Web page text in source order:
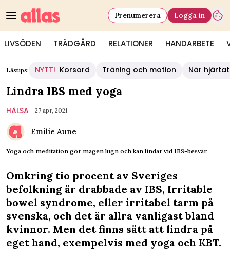
LIVSÖDEN TRÄDGÅRD RELATIONER HANDARBETE
Prenumerera Logga in
Lästips: NYTT! Korsord Träning och motion När
Lindra IBS med yoga
HÄLSA 27 apr, 2021
Emilie Aune
Yoga och meditation gör magen lugn och kan lindar vid IBS-besvär.
Omkring tio procent av Sveriges
befolkning är drabbade av IBS, Irritable
bowel syndrome, eller irritabel tarm på
svenska, och det är allra vanligast bland
kvinnor. Men det finns sätt att lindra på
eget hand, exempelvis med yoga och KBT.